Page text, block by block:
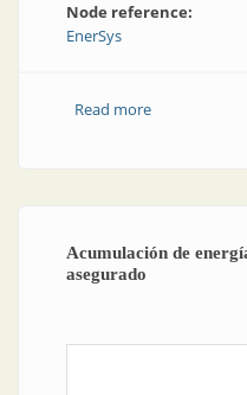
Node reference:
EnerSys
Read moreabout
Acumulación de
asegurado